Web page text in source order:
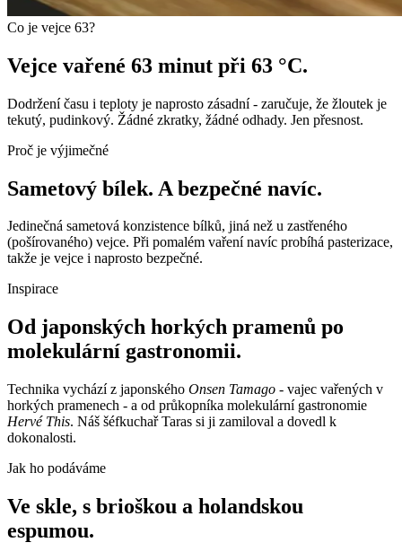
Co je vejce 63?
Vejce vařené 63 minut při 63 °C.
Dodržení času i teploty je naprosto zásadní - zaručuje, že žloutek je
tekutý, pudinkový. Žádné zkratky, žádné odhady. Jen přesnost.
Proč je výjimečné
Sametový bílek. A bezpečné navíc.
Jedinečná sametová konzistence bílků, jiná než u zastřeného
(pošírovaného) vejce. Při pomalém vaření navíc probíhá pasterizace,
takže je vejce i naprosto bezpečné.
Inspirace
Od japonských horkých pramenů po
molekulární gastronomii.
Technika vychází z japonského Onsen Tamago - vajec vařených v
horkých pramenech - a od průkopníka molekulární gastronomie
Hervé This. Náš šéfkuchař Taras si ji zamiloval a dovedl k
dokonalosti.
Jak ho podáváme
Ve skle, s brioškou a holandskou
espumou.